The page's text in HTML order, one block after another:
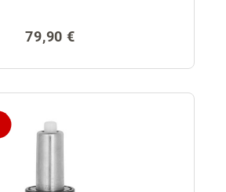
Regulärer Preis:
79,90 €